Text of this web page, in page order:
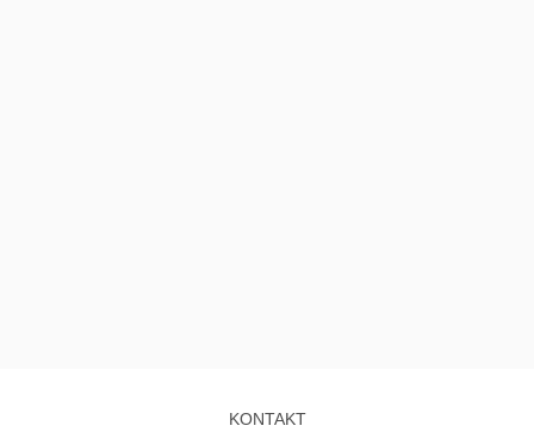
KONTAKT